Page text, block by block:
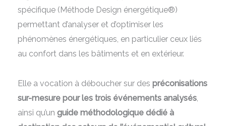
spécifique (Méthode Design énergétique®)
permettant d’analyser et d’optimiser les
phénomènes énergétiques, en particulier ceux liés
au confort dans les bâtiments et en extérieur.
Elle a vocation à déboucher sur des préconisations
sur-mesure pour les trois événements analysés,
ainsi qu’un guide méthodologique dédié à